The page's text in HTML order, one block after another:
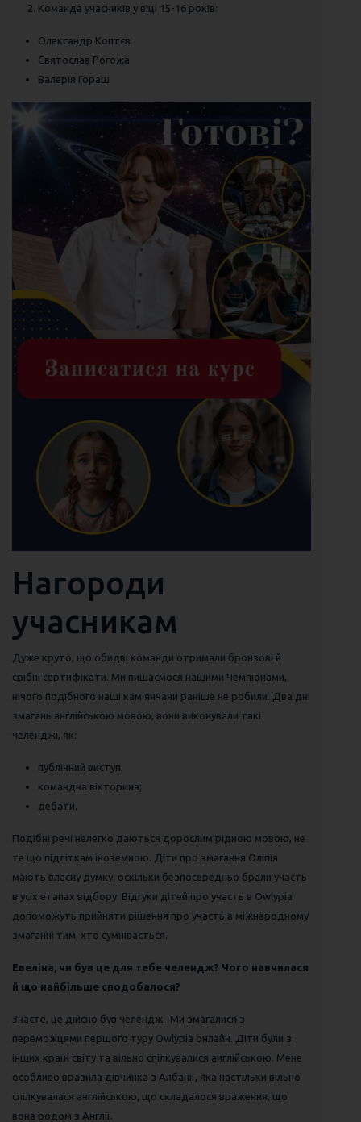
Команда учасників у віці 15-16 років:
Олександр Коптєв
Святослав Рогожа
Валерія Гораш
Нагороди
учасникам
Дуже круто, що обидві команди отримали бронзові й
срібні сертифікати. Ми пишаємося нашими Чемпіонами,
нічого подібного наші кам'янчани раніше не робили. Два дні
змагань англійською мовою, вони виконували такі
челенджі, як:
публічний виступ;
командна вікторина;
дебати.
Подібні речі нелегко даються дорослим рідною мовою, не
те що підліткам іноземною. Діти про змагання Оліпія
мають власну думку, оскільки безпосередньо брали участь
в усіх етапах відбору. Відгуки дітей про участь в Owlypia
допоможуть прийняти рішення про участь в міжнародному
змаганні тим, хто сумнівається.
Евеліна, чи був це для тебе челендж? Чого навчилася
й що найбільше сподобалося?
Знаєте, це дійсно був челендж. Ми змагалися з
переможцями першого туру Owlypia онлайн. Діти були з
інших країн світу та вільно спілкувалися англійською. Мене
особливо вразила дівчинка з Албанії, яка настільки вільно
спілкувалася англійською, що складалося враження, що
вона родом з Англії.